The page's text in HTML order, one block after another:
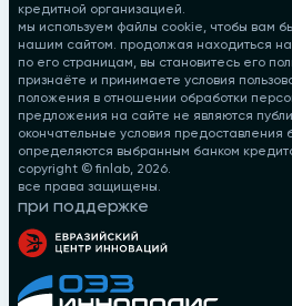
кредитной организацией.
мы используем файлы cookie, чтобы вам
нашим сайтом. продолжая находиться
по его страницам, вы становитесь его
признаёте и принимаете условия
положения в отношении обработки
предложения на сайте не являются
окончательные условия предоставления
определяются выбранным банком
copyright © finlab, 2026.
все права защищены.
при поддержке